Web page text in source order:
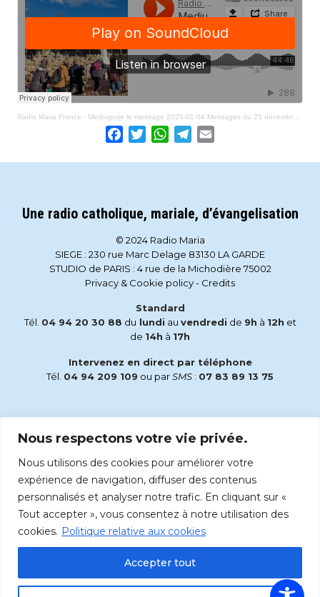
Nous respectons votre vie privée.
Nous utilisons des cookies pour améliorer votre
expérience de navigation, diffuser des contenus
personnalisés et analyser notre trafic. En cliquant sur «
Tout accepter », vous consentez à notre utilisation des
cookies. Politique relative aux cookies
Accepter tout
Radio Maria France · Medjugorje le message 2025-01-04 Messages du 25 décembre 2024
Facebook
TwitterWhatsApp
Telegram
Une radio catholique, mariale, d’évangelisation
© 2024 Radio Maria
SIEGE : 230 rue Marc Delage 83130 LA GARDE
STUDIO de PARIS : 4 rue de la Michodière 75002
Privacy & Cookie policy- Credits
Standard
Tél. 04 94 20 30 88 du lundi au vendredi de 9h à 12h et
de 14h à 17h
Intervenez en direct par téléphone
Tél. 04 94 209 109 ou parSMS : 07 83 89 13 75
accueil@radiomaria.fr
Écoutez Radio Maria sur :